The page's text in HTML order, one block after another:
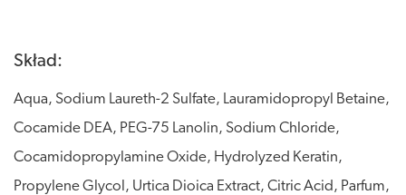
Skład:
Aqua, Sodium Laureth-2 Sulfate, Lauramidopropyl Betaine,
Cocamide DEA, PEG-75 Lanolin, Sodium Chloride,
Cocamidopropylamine Oxide, Hydrolyzed Keratin,
Propylene Glycol, Urtica Dioica Extract, Citric Acid, Parfum,